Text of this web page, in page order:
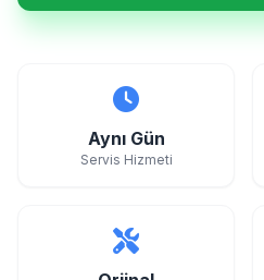
Aynı Gün
Servis Hizmeti